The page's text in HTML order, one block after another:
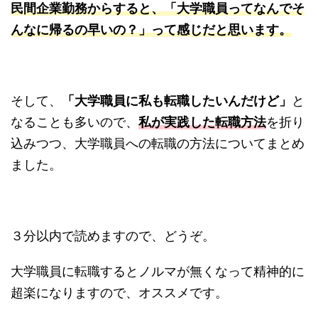
民間企業勤務からすると、「大学職員ってなんでそ
んなに帰るの早いの？」って感じだと思います。
そして、 「大学職員に私も転職したいんだけど」
と
なることも多いので、 私が実践した転職方法を折り
込みつつ、大学職員への転職の方法についてまとめ
ました。
３分以内で読めますので、どうぞ。
大学職員に転職するとノルマが無くなって精神的に
超楽になりますので、オススメです。